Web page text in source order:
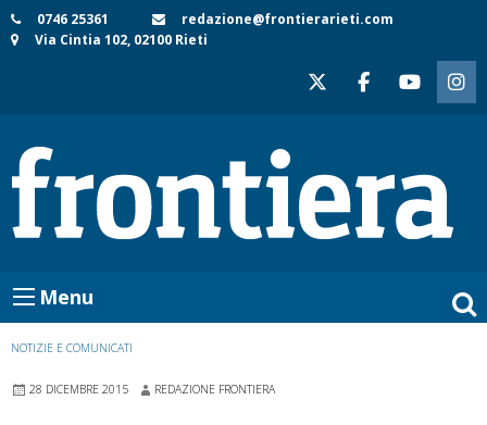
Skip
to
0746 25361
redazione@frontierarieti.com
Via Cintia 102, 02100 Rieti
Menu
NOTIZIE E COMUNICATI
28 DICEMBRE 2015 REDAZIONE FRONTIERA